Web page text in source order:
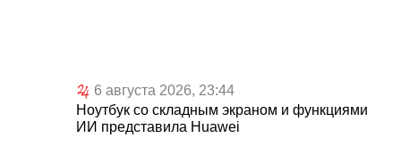
6 августа 2026, 23:44
Ноутбук со складным экраном и функциями
ИИ представила Huawei